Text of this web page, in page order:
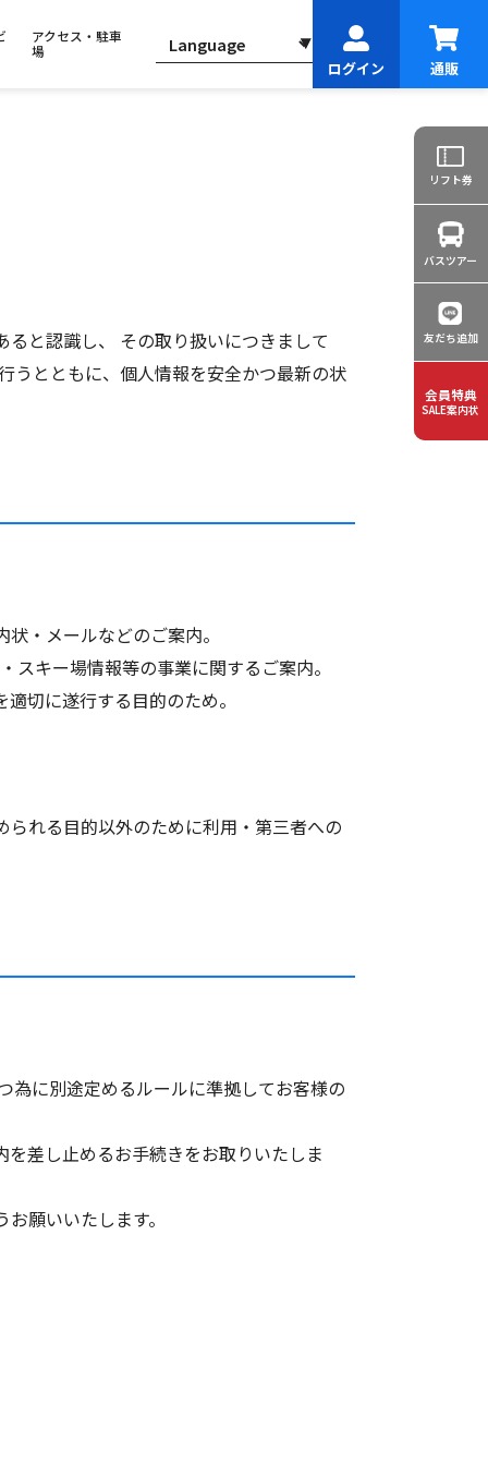
アクセス・駐車
場
ログイン 通販
リフト券
バスツアー
友だち追加
会員特典
SALE案内状
と認識し、 その取り扱いにつきまして
うとともに、個人情報を安全かつ最新の状
・メールなどのご案内。
キー場情報等の事業に関するご案内。
切に遂行する目的のため。
れる目的以外のために利用・第三者への
為に別途定めるルールに準拠してお客様の
差し止めるお手続きをお取りいたしま
願いいたします。